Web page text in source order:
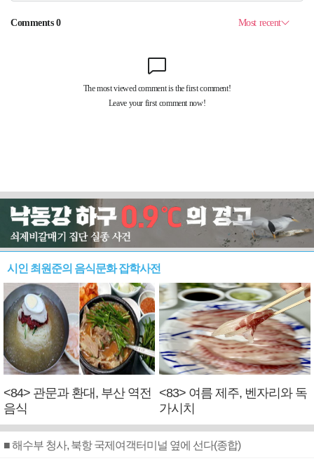
시인 최원준의 음식문화 잡학사전
<84> 관문과 환대, 부산 역전
음식
<83> 여름 제주, 벤자리와 독
가시치
■ 해수부 청사, 북항 국제여객터미널 옆에 선다(종합)